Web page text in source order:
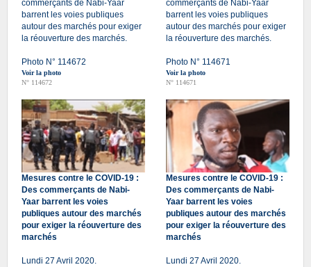
commerçants de Nabi-Yaar
barrent les voies publiques
autour des marchés pour exiger
la réouverture des marchés.
Photo N° 114672
Voir la photo
N° 114672
commerçants de Nabi-Yaar
barrent les voies publiques
autour des marchés pour exiger
la réouverture des marchés.
Photo N° 114671
Voir la photo
N° 114671
Mesures contre le COVID-19 :
Des commerçants de Nabi-
Yaar barrent les voies
publiques autour des marchés
pour exiger la réouverture des
marchés
Lundi 27 Avril 2020.
Mesures contre le COVID-19 :
Des commerçants de Nabi-
Yaar barrent les voies
publiques autour des marchés
pour exiger la réouverture des
marchés
Lundi 27 Avril 2020.